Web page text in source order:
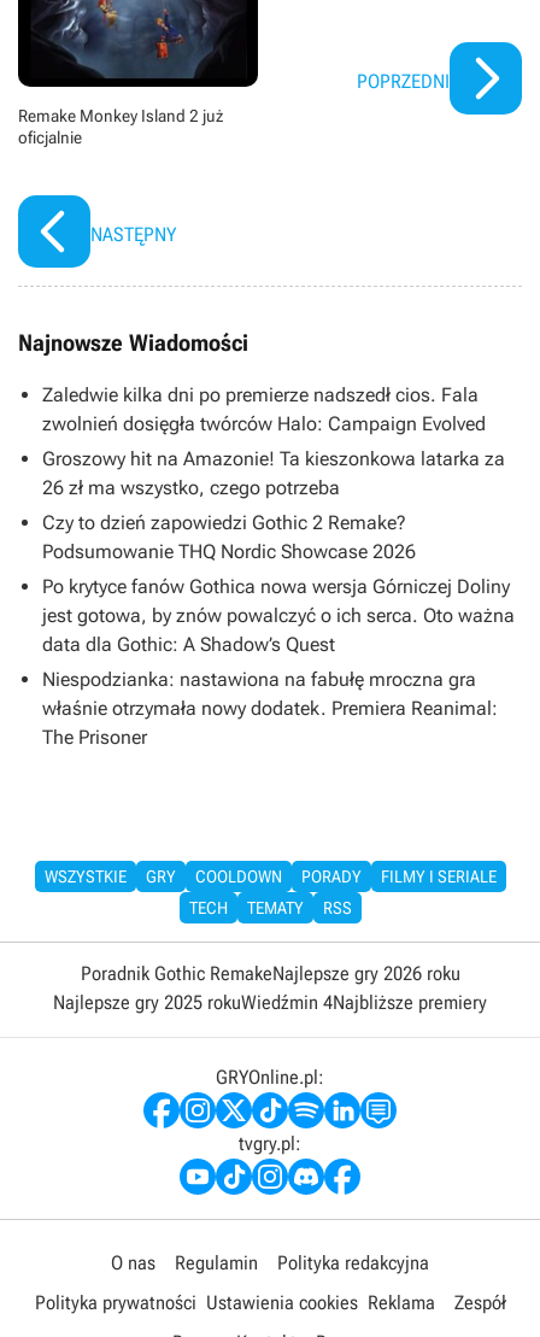
Remake Monkey Island 2 już
oficjalnie
NASTĘPNY
POPRZEDNI
Najnowsze Wiadomości
Zaledwie kilka dni po premierze nadszedł cios. Fala
zwolnień dosięgła twórców Halo: Campaign Evolved
Groszowy hit na Amazonie! Ta kieszonkowa latarka za
26 zł ma wszystko, czego potrzeba
Czy to dzień zapowiedzi Gothic 2 Remake?
Podsumowanie THQ Nordic Showcase 2026
Po krytyce fanów Gothica nowa wersja Górniczej Doliny
jest gotowa, by znów powalczyć o ich serca. Oto ważna
data dla Gothic: A Shadow’s Quest
Niespodzianka: nastawiona na fabułę mroczna gra
właśnie otrzymała nowy dodatek. Premiera Reanimal:
The Prisoner
WSZYSTKIE GRY COOLDOWN PORADY
FILMY I SERIALE
TECH
TEMATY RSS
Poradnik Gothic RemakeNajlepsze gry 2026 roku
Najlepsze gry 2025 rokuWiedźmin 4Najbliższe premiery
GRYOnline.pl:
tvgry.pl:
O nas Regulamin
Polityka redakcyjna
Polityka prywatności Ustawienia cookies Reklama
Zespół